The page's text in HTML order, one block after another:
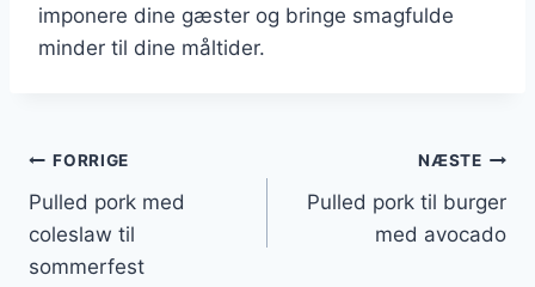
imponere dine gæster og bringe smagfulde
minder til dine måltider.
Indlægsnavigation
FORRIGE
Pulled pork med
coleslaw til
sommerfest
NÆSTE
Pulled pork til burger
med avocado